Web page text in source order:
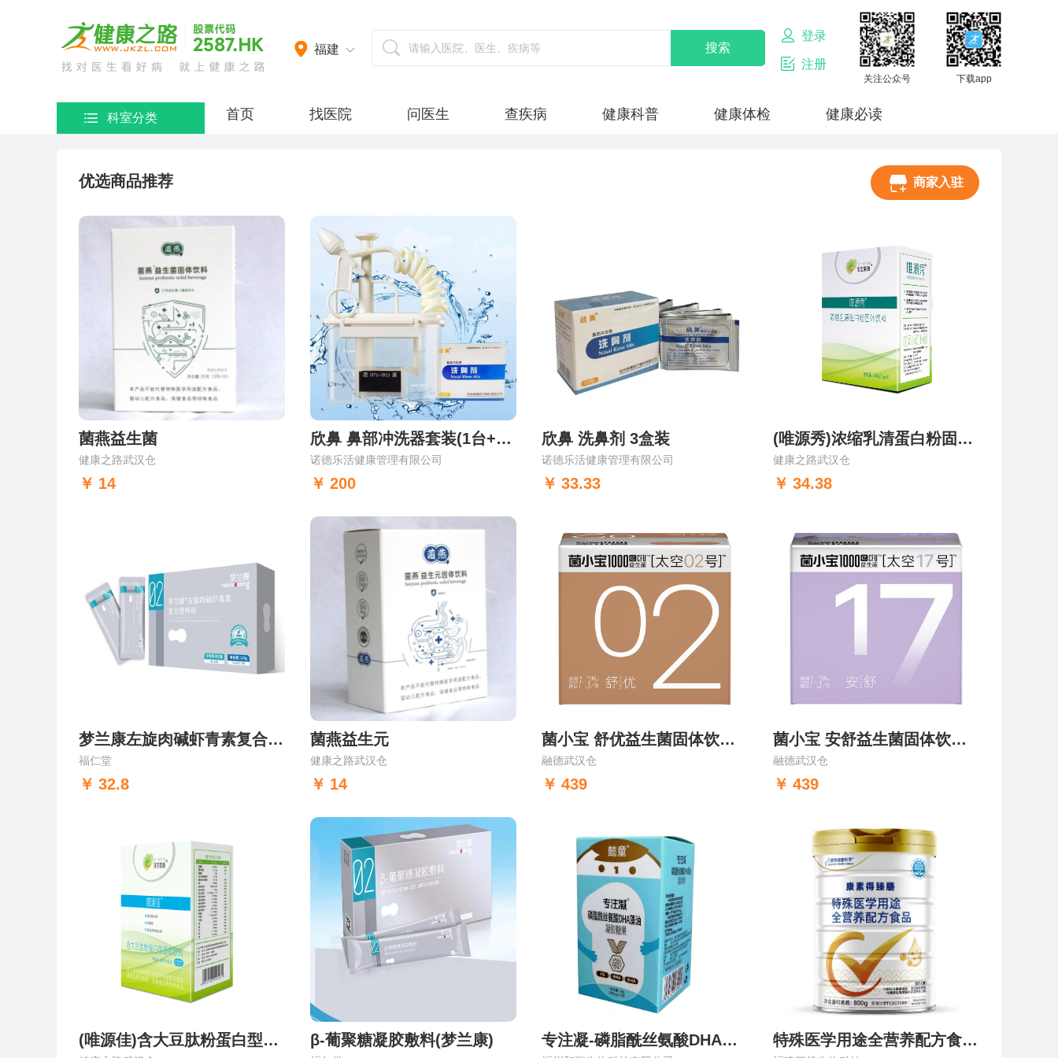
福建
登录
注册
关注公众号 下载app
科室分类 首页 找医院 问医生 查疾病 健康科普 健康体检 健康必读
优选商品推荐 商家入驻
菌燕益生菌
健康之路武汉仓
14
欣鼻 鼻部冲洗器套装(1台+2盒（20包）)
诺德乐活健康管理有限公司
200
欣鼻 洗鼻剂 3盒装
诺德乐活健康管理有限公司
33.33
(唯源秀)浓缩乳清蛋白粉固体饮料
健康之路武汉仓
34.38
梦兰康左旋肉碱虾青素复合营养粉
福仁堂
32.8
菌燕益生元
健康之路武汉仓
14
菌小宝 舒优益生菌固体饮料（2号）【新老包装随机发货】
融德武汉仓
439
菌小宝 安舒益生菌固体饮料（17号）
融德武汉仓
439
(唯源佳)含大豆肽粉蛋白型固体饮料 β-葡聚糖凝胶敷料(梦兰康) 专注凝-磷脂酰丝氨酸DHA藻油凝胶糖果 特殊医学用途全营养配方食品 康素得臻膳